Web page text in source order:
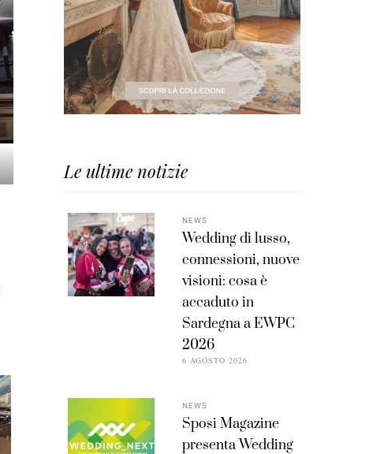
Le ultime notizie
NEWS
Wedding di lusso,
connessioni, nuove
visioni: cosa è
accaduto in
Sardegna a EWPC
2026
6 AGOSTO 2026
NEWS
Sposi Magazine
presenta Wedding